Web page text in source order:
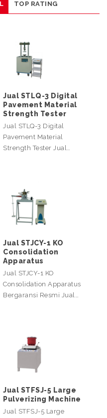
TOP RATING
Jual STLQ-3 Digital
Pavement Material
Strength Tester
Jual STLQ-3 Digital
Pavement Material
Strength Tester Jual…
Jual STJCY-1 KO
Consolidation
Apparatus
Jual STJCY-1 KO
Consolidation Apparatus
Bergaransi Resmi Jual…
Jual STFSJ-5 Large
Pulverizing Machine
Jual STFSJ-5 Large